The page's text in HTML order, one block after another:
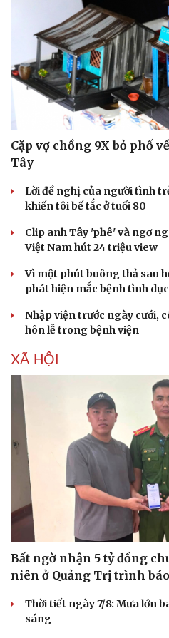
Doanh nghiệp 24h
Doanh nhân
Vì cộng đồng
Cặp vợ chồng 9X bỏ phố
Tây
Lời đề nghị của người tình
khiến tôi bế tắc ở tuổi 80
Clip anh Tây 'phê' và ngơ
Việt Nam hút 24 triệu view
Vì một phút buông thả sau
phát hiện mắc bệnh tình dục
Nhập viện trước ngày cưới,
hôn lễ trong bệnh viện
XÃ HỘI
Bất ngờ nhận 5 tỷ đồng
niên ở Quảng Trị trình
Thời tiết ngày 7/8: Mưa lớn
sáng